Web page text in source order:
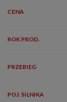
CENA
ROK PROD.
PRZEBIEG
POJ. SILNIKA